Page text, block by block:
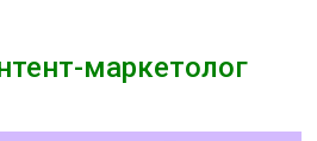
маркетолог